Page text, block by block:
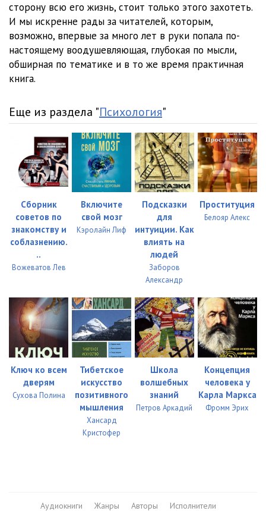
сторону всю его жизнь, стоит только этого захотеть.
И мы искренне рады за читателей, которым,
возможно, впервые за много лет в руки попала по-
настоящему воодушевляющая, глубокая по мысли,
обширная по тематике и в то же время практичная
книга.
Еще из раздела "Психология"
Сборник
советов по
знакомству и
соблазнению.
..
Вожеватов Лев
Включите
свой мозг
Кэролайн Лиф
Подсказки
для
интуиции. Как
влиять на
людей
Заборов
Александр
Проституция
Белояр Алекс
Ключ ко всем
дверям
Сухова Полина
Тибетское
искусство
позитивного
мышления
Хансард
Кристофер
Школа
волшебных
знаний
Петров Аркадий
Концепция
человека у
Карла Маркса
Фромм Эрих
Аудиокниги Жанры Авторы Исполнители